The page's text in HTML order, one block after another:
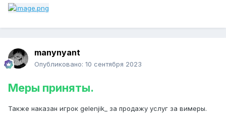
manynyant
Опубликовано: 10 сентября 2023
Меры приняты.
Также наказан игрок gelenjik_ за продажу услуг за вимеры.